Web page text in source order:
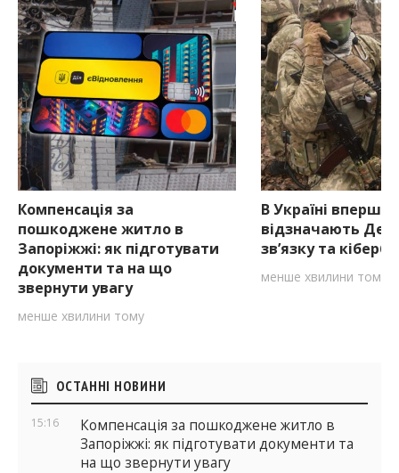
Компенсація за
пошкоджене житло в
Запоріжжі: як підготувати
документи та на що
звернути увагу
менше хвилини тому
В Україні вперше
відзначають
зв’язку та
менше хвилини тому
Бічні
віджети
ОСТАННІ НОВИНИ
15:16
Компенсація за пошкоджене житло в
Запоріжжі: як підготувати документи та
на що звернути увагу